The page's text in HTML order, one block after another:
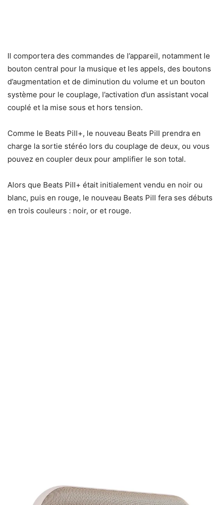
Il comportera des commandes de l’appareil, notamment le
bouton central pour la musique et les appels, des boutons
d’augmentation et de diminution du volume et un bouton
système pour le couplage, l’activation d’un assistant vocal
couplé et la mise sous et hors tension.
Comme le Beats Pill+, le nouveau Beats Pill prendra en
charge la sortie stéréo lors du couplage de deux, ou vous
pouvez en coupler deux pour amplifier le son total.
Alors que Beats Pill+ était initialement vendu en noir ou
blanc, puis en rouge, le nouveau Beats Pill fera ses débuts
en trois couleurs : noir, or et rouge.